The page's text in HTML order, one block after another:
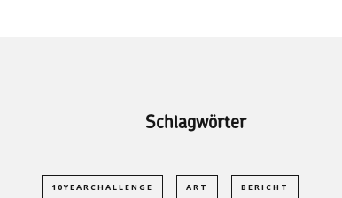
Schlagwörter
10YEARCHALLENGE ART BERICHT